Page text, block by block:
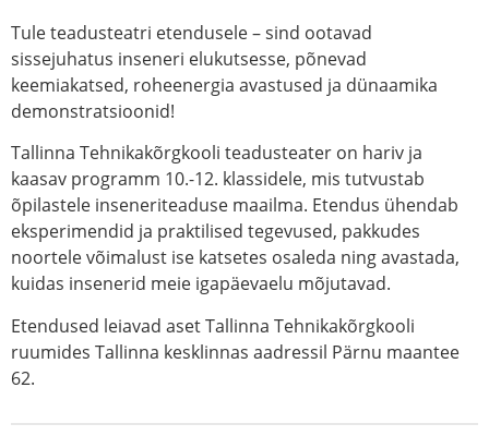
Tule teadusteatri etendusele – sind ootavad
sissejuhatus inseneri elukutsesse, põnevad
keemiakatsed, roheenergia avastused ja dünaamika
demonstratsioonid!
Tallinna Tehnikakõrgkooli teadusteater on hariv ja
kaasav programm 10.-12. klassidele, mis tutvustab
õpilastele inseneriteaduse maailma. Etendus ühendab
eksperimendid ja praktilised tegevused, pakkudes
noortele võimalust ise katsetes osaleda ning avastada,
kuidas insenerid meie igapäevaelu mõjutavad.
Etendused leiavad aset Tallinna Tehnikakõrgkooli
ruumides Tallinna kesklinnas aadressil Pärnu maantee
62.